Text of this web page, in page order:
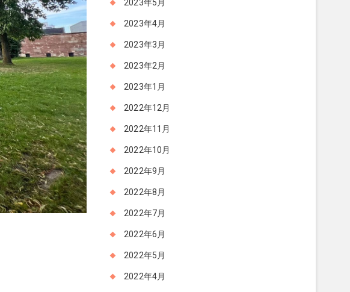
2023年5月
2023年4月
2023年3月
2023年2月
2023年1月
2022年12月
2022年11月
2022年10月
2022年9月
2022年8月
2022年7月
2022年6月
2022年5月
2022年4月